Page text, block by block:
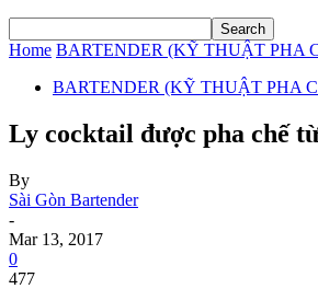
Home BARTENDER (KỸ THUẬT PHA
BARTENDER (KỸ THUẬT PHA
Ly cocktail được pha chế
By
Sài Gòn Bartender
-
Mar 13, 2017
0
477